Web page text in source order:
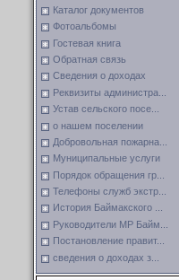
Каталог документов
Фотоальбомы
Гостевая книга
Обратная связь
Сведения о доходах
Реквизиты администра...
Устав сельского посе...
о нашем поселении
Добровольная пожарна...
Муниципальные услуги
Порядок обращения гр...
Телефоны служб экстр...
История Баймакского ...
Руководители МР Байм...
Постановление правит...
сведения о доходах з...